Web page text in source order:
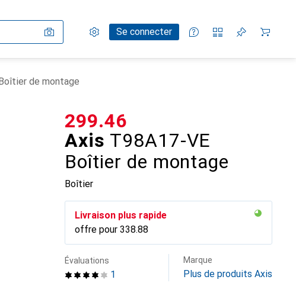
Paramètres
Compte clientSe connecter
Listes de comparaison
Listes d'envies
Panier
de montage
Axis T98A17-VE
Boîtier de montage
Boîtier
CHF
299.46
Livraison plus rapide
offre pour CHF
338.88
1
Évaluations Marque
Plus de produits Axis